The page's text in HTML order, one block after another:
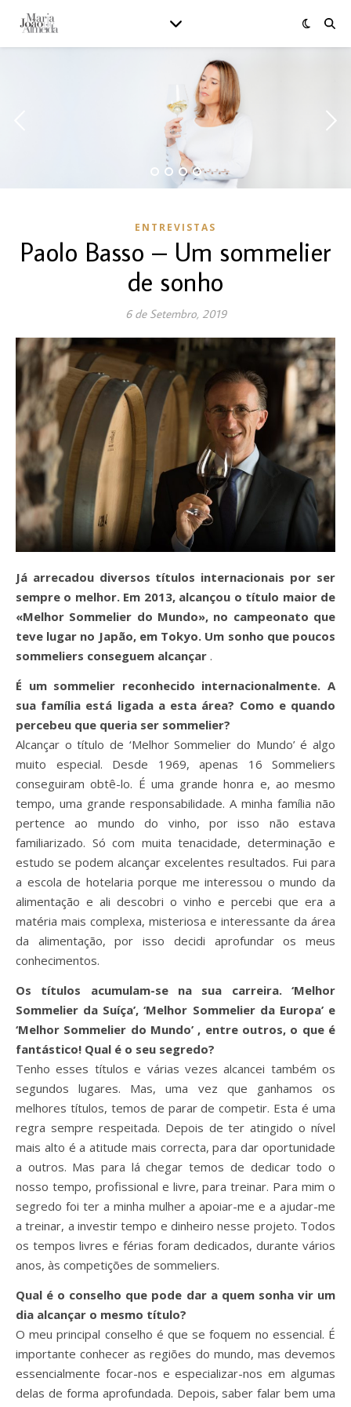
ENTREVISTAS
Paolo Basso – Um sommelier
de sonho
6 de Setembro, 2019
Já arrecadou diversos títulos internacionais por ser
sempre o melhor. Em 2013, alcançou o título maior de
«Melhor Sommelier do Mundo», no campeonato que
teve lugar no Japão, em Tokyo. Um sonho que poucos
sommeliers conseguem alcançar .
É um sommelier reconhecido internacionalmente. A
sua família está ligada a esta área? Como e quando
percebeu que queria ser sommelier?
Alcançar o título de ‘Melhor Sommelier do Mundo’ é algo
muito especial. Desde 1969, apenas 16 Sommeliers
conseguiram obtê-lo. É uma grande honra e, ao mesmo
tempo, uma grande responsabilidade. A minha família não
pertence ao mundo do vinho, por isso não estava
familiarizado. Só com muita tenacidade, determinação e
estudo se podem alcançar excelentes resultados. Fui para
a escola de hotelaria porque me interessou o mundo da
alimentação e ali descobri o vinho e percebi que era a
matéria mais complexa, misteriosa e interessante da área
da alimentação, por isso decidi aprofundar os meus
conhecimentos.
Os títulos acumulam-se na sua carreira. ‘Melhor
Sommelier da Suíça’, ‘Melhor Sommelier da Europa’ e
‘Melhor Sommelier do Mundo’ , entre outros, o que é
fantástico! Qual é o seu segredo?
Tenho esses títulos e várias vezes alcancei também os
segundos lugares. Mas, uma vez que ganhamos os
melhores títulos, temos de parar de competir. Esta é uma
regra sempre respeitada. Depois de ter atingido o nível
mais alto é a atitude mais correcta, para dar oportunidade
a outros. Mas para lá chegar temos de dedicar todo o
nosso tempo, profissional e livre, para treinar. Para mim o
segredo foi ter a minha mulher a apoiar-me e a ajudar-me
a treinar, a investir tempo e dinheiro nesse projeto. Todos
os tempos livres e férias foram dedicados, durante vários
anos, às competições de sommeliers.
Qual é o conselho que pode dar a quem sonha vir um
dia alcançar o mesmo título?
O meu principal conselho é que se foquem no essencial. É
importante conhecer as regiões do mundo, mas devemos
essencialmente focar-nos e especializar-nos em algumas
delas de forma aprofundada. Depois, saber falar bem uma